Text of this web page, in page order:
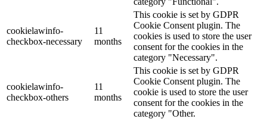
cookielawinfo-
checkbox-necessary
11
months
This cookie is set by GDPR
Cookie Consent plugin. The
cookies is used to store the user
consent for the cookies in the
category "Necessary".
cookielawinfo-
checkbox-others
11
months
This cookie is set by GDPR
Cookie Consent plugin. The
cookie is used to store the user
consent for the cookies in the
category "Other.